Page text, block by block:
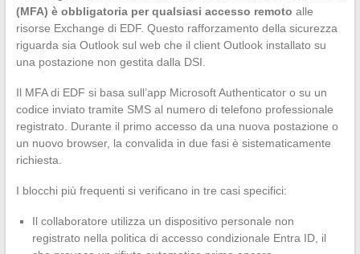
(MFA) è obbligatoria per qualsiasi accesso remoto alle
risorse Exchange di EDF. Questo rafforzamento della sicurezza
riguarda sia Outlook sul web che il client Outlook installato su
una postazione non gestita dalla DSI.
Il MFA di EDF si basa sull’app Microsoft Authenticator o su un
codice inviato tramite SMS al numero di telefono professionale
registrato. Durante il primo accesso da una nuova postazione o
un nuovo browser, la convalida in due fasi è sistematicamente
richiesta.
I blocchi più frequenti si verificano in tre casi specifici:
Il collaboratore utilizza un dispositivo personale non
registrato nella politica di accesso condizionale Entra ID, il